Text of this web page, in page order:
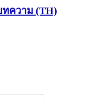
ความ (TH)